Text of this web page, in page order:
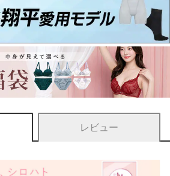
レビュー